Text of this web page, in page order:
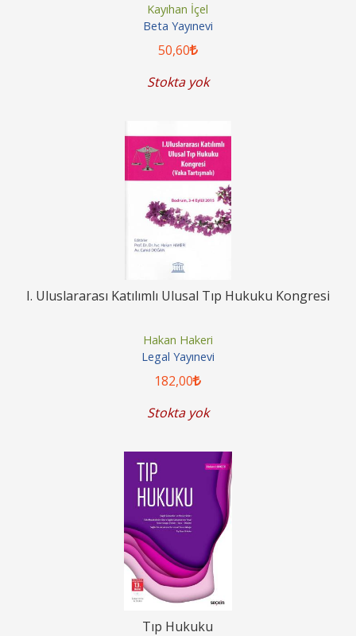
Kayıhan İçel
Beta Yayınevi
50,60
Stokta yok
I. Uluslararası Katılımlı Ulusal Tıp Hukuku Kongresi
Hakan Hakeri
Legal Yayınevi
182,00
Stokta yok
Tıp Hukuku